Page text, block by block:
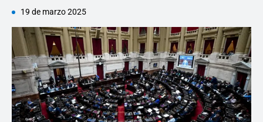
19 de marzo 2025